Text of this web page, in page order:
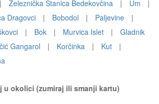
| Železnička Stanica Bedekovčina | Um
|
Dragovci
| Bobodol | Paljevine
|
| Bok | Murvica Islet |
Gladnik
Gangarol | Korčinka | Kut
|
u okolici (zumiraj ili smanji kartu)